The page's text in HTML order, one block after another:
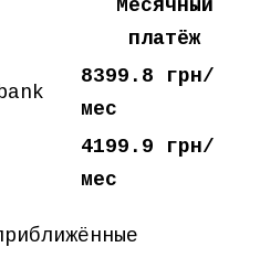
Месячный
платёж
8399.8 грн/
мес
4199.9 грн/
мес